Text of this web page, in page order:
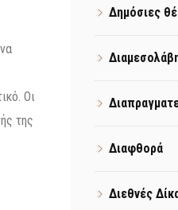
Οι
της
Δημόσιες
Διαφθορά
Διεθνές